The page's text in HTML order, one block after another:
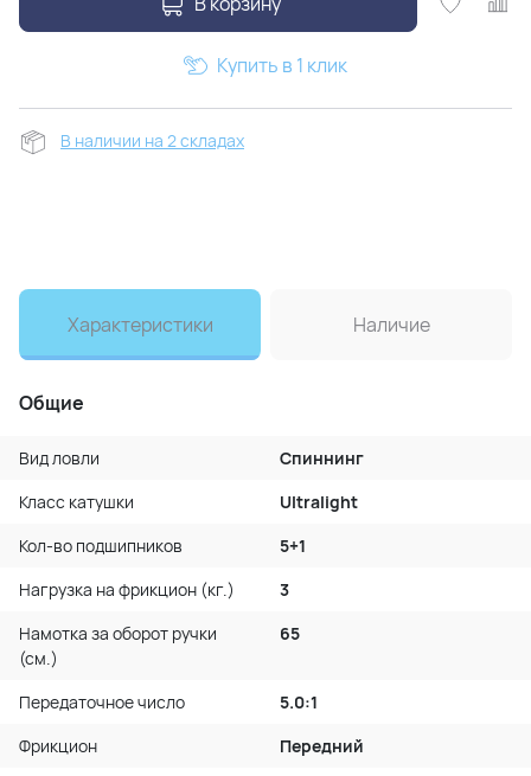
Купить в 1 клик
В наличии на 2 складах
Характеристики Наличие
Общие
Вид ловли
Спиннинг
Класс катушки
Ultralight
Кол-во подшипников
5+1
Нагрузка на фрикцион (кг.)
3
Намотка за оборот ручки
(см.)
65
Передаточное число
5.0:1
Фрикцион
Передний